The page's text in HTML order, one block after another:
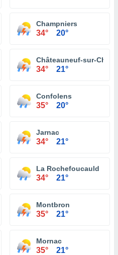
Champniers
34° 20°
Châteauneuf-sur-
34° 21°
Confolens
35° 20°
Jarnac
34° 21°
La Rochefoucauld
34° 21°
Montbron
35° 21°
Mornac
35° 21°